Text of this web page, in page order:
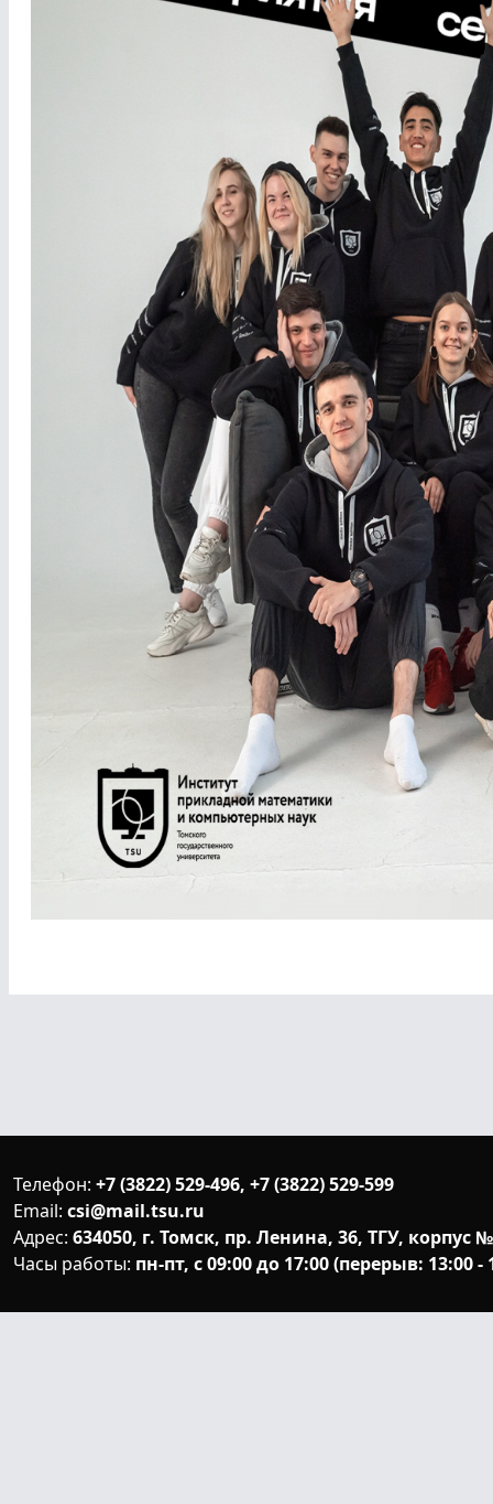
Телефон: +7 (3822) 529-496, +7 (3822) 529-599
Email: csi@mail.tsu.ru
Адрес: 634050, г. Томск, пр. Ленина, 36, ТГУ, корпус
Часы работы: пн-пт, с 09:00 до 17:00 (перерыв: 13:00 -